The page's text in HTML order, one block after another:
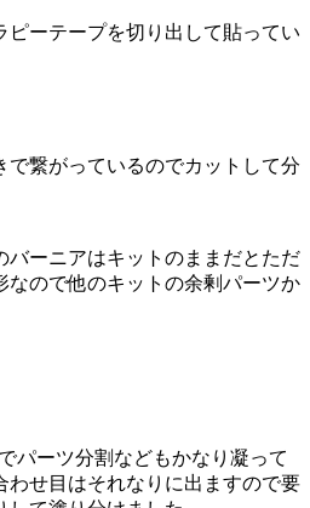
ピーテープを切り出して貼ってい
で繋がっているのでカットして分
バーニアはキットのままだとただ
なので他のキットの余剰パーツか
パーツ分割などもかなり凝って
わせ目はそれなりに出ますので要